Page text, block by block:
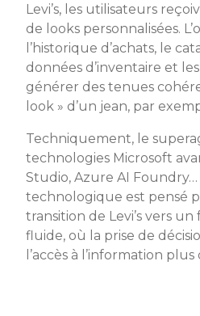
Levi’s, les utilisateurs
de looks personnalisées.
l’historique d’achats, le
données d’inventaire et
générer des tenues
look » d’un jean, par
Techniquement, le
technologies Microsoft
Studio, Azure AI Foundry…
technologique est pensé
transition de Levi’s vers
fluide, où la prise de
l’accès à l’information